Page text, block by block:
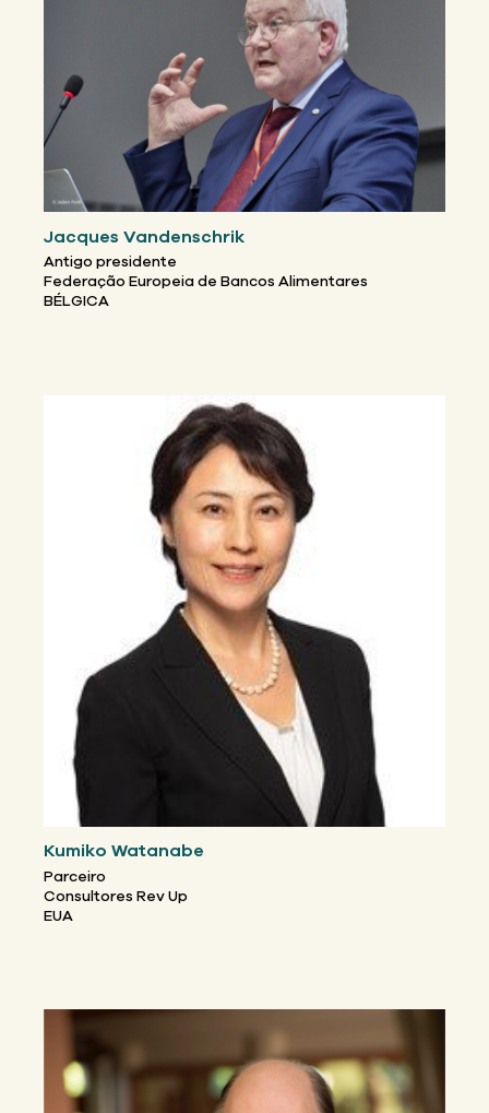
Jacques Vandenschrik
Antigo presidente
Federação Europeia de Bancos Alimentares
BÉLGICA
Kumiko Watanabe
Parceiro
Consultores Rev Up
EUA